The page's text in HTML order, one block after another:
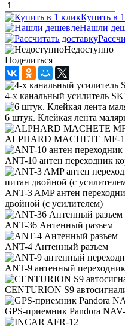
Купить в
Нашли
Недоступно
Поделиться
4-х канальный усилитель
6 штук. Клейкая лента
ALPHARD MACHETE MF-
ANT-10 антен переходник
ANT-3 AMP антен
двойной (с усилителем)
ANT-36 Антенный разъем
ANT-4 Антенный разъем
ANT-9 антенный
CENTURION S9
GPS-приемник Pandora